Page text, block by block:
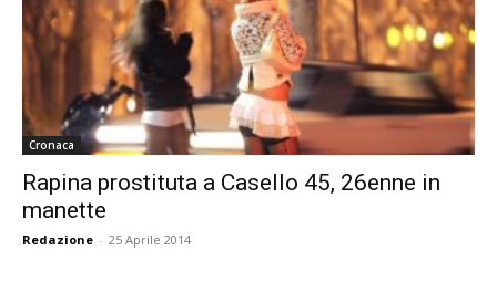
Cronaca
Rapina prostituta a Casello 45, 26enne in
manette
Redazione - 25 Aprile 2014